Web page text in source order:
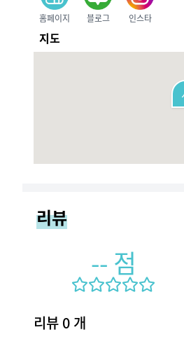
홈페이지 블로그 인스타
지도
리뷰
-- 점
리뷰 0 개